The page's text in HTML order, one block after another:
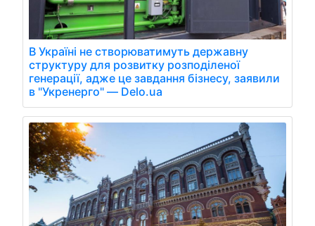
В Україні не створюватимуть державну
структуру для розвитку розподіленої
генерації, адже це завдання бізнесу, заявили
в "Укренерго" — Delo.ua